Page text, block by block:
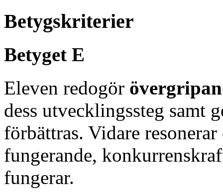
Betygskriterier
Betyget E
Eleven redogör
dess utvecklingssteg samt
förbättras. Vidare
fungerande,
fungerar.